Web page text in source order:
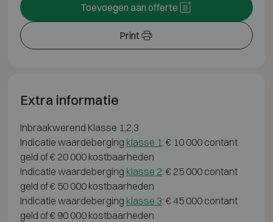
Print
Toevoegen aan offerte
Extra informatie
Inbraakwerend Klasse 1,2,3
Indicatie waardeberging klasse 1 : € 10 000 contant
geld of € 20 000 kostbaarheden
Indicatie waardeberging klasse 2: € 25 000 contant
geld of € 50 000 kostbaarheden
Indicatie waardeberging klasse 3: € 45 000 contant
geld of € 90 000 kostbaarheden